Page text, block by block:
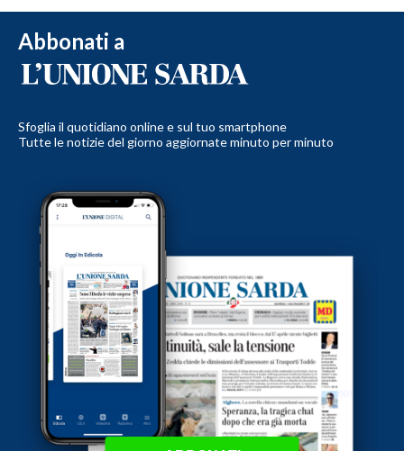
Abbonati a
Sfoglia il quotidiano online e sul tuo smartphone
Tutte le notizie del giorno aggiornate minuto per minuto